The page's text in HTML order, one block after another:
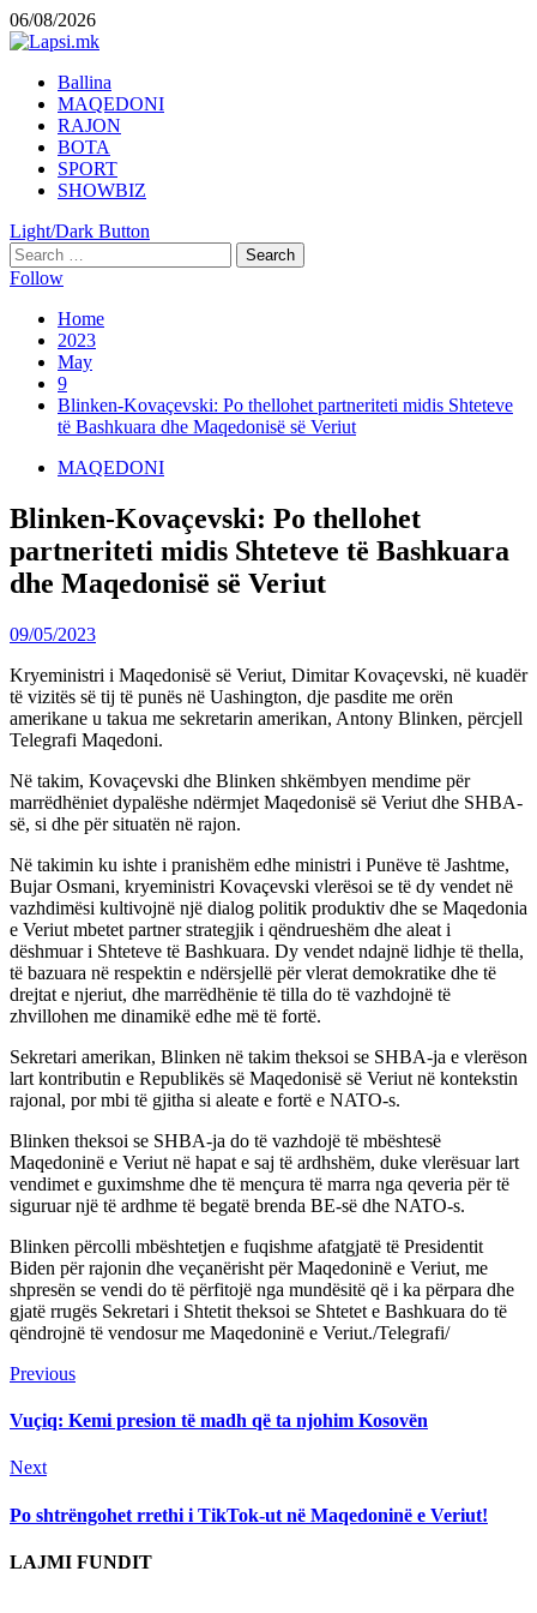
Skip
to
06/08/2026
Primary
Menu
Ballina
MAQEDONI
RAJON
BOTA
SPORT
SHOWBIZ
Light/Dark Button
Search
for:
Follow
Home
2023
May
9
Blinken-Kovaçevski: Po thellohet partneriteti midis Shteteve
të Bashkuara dhe Maqedonisë së Veriut
MAQEDONI
Blinken-Kovaçevski: Po thellohet
partneriteti midis Shteteve të Bashkuara
dhe Maqedonisë së Veriut
09/05/2023
Kryeministri i Maqedonisë së Veriut, Dimitar Kovaçevski, në kuadër
të vizitës së tij të punës në Uashington, dje pasdite me orën
amerikane u takua me sekretarin amerikan, Antony Blinken, përcjell
Telegrafi Maqedoni.
Në takim, Kovaçevski dhe Blinken shkëmbyen mendime për
marrëdhëniet dypalëshe ndërmjet Maqedonisë së Veriut dhe SHBA-
së, si dhe për situatën në rajon.
Në takimin ku ishte i pranishëm edhe ministri i Punëve të Jashtme,
Bujar Osmani, kryeministri Kovaçevski vlerësoi se të dy vendet në
vazhdimësi kultivojnë një dialog politik produktiv dhe se Maqedonia
e Veriut mbetet partner strategjik i qëndrueshëm dhe aleat i
dëshmuar i Shteteve të Bashkuara. Dy vendet ndajnë lidhje të thella,
të bazuara në respektin e ndërsjellë për vlerat demokratike dhe të
drejtat e njeriut, dhe marrëdhënie të tilla do të vazhdojnë të
zhvillohen me dinamikë edhe më të fortë.
Sekretari amerikan, Blinken në takim theksoi se SHBA-ja e vlerëson
lart kontributin e Republikës së Maqedonisë së Veriut në kontekstin
rajonal, por mbi të gjitha si aleate e fortë e NATO-s.
Blinken theksoi se SHBA-ja do të vazhdojë të mbështesë
Maqedoninë e Veriut në hapat e saj të ardhshëm, duke vlerësuar lart
vendimet e guximshme dhe të mençura të marra nga qeveria për të
siguruar një të ardhme të begatë brenda BE-së dhe NATO-s.
Blinken përcolli mbështetjen e fuqishme afatgjatë të Presidentit
Biden për rajonin dhe veçanërisht për Maqedoninë e Veriut, me
shpresën se vendi do të përfitojë nga mundësitë që i ka përpara dhe
gjatë rrugës Sekretari i Shtetit theksoi se Shtetet e Bashkuara do të
qëndrojnë të vendosur me Maqedoninë e Veriut./Telegrafi/
Continue
Reading
PreviousPrevious
Vuçiq: Kemi presion të madh që ta njohim Kosovën
NextNext
Po shtrëngohet rrethi i TikTok-ut në Maqedoninë e Veriut!
LAJMI FUNDIT